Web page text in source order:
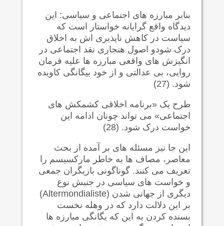
بنابر مبارزه های اجتماعی و سیاسی: این
دیدگاه واقع گرایانه خواستار است که
سیاست در کاهش ناپذیری اش به اخلاق
درک شودو اصول هنجاری نقد اجتماعی در
انگیزش های واقعی مبارزه ها علیه فرمان
روایی، بی عدالتی و از خود بیگانگی کاویده
شود. (27)
طرح یک «برنامه اخلاقی کشمکش های
اجتماعی» می تواند چونان ادامه این
خواست درک شود. (28)
این جا نیز مسئله های بر آمده از بحث
معاصر، مصاف ها به خاطر مارکسیسم را
تعریف می کنند. گوناگونی بازیگران جمعی
و خواست های سیاسی در جنبش نوع
دیگری از جهانی شدن (Altermondialiste)
بر این دلالت دارد که در وهله نخست
بسنده کردن به این که یگانگی مبارزه ها